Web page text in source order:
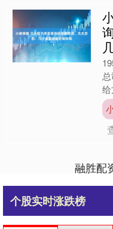
性
融胜配
个股实时涨跌榜